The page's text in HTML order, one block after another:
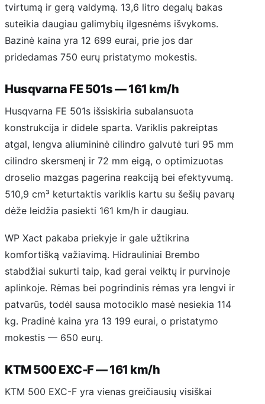
tvirtumą ir gerą valdymą. 13,6 litro degalų bakas
suteikia daugiau galimybių ilgesnėms išvykoms.
Bazinė kaina yra 12 699 eurai, prie jos dar
pridedamas 750 eurų pristatymo mokestis.
Husqvarna FE 501s — 161 km/h
Husqvarna FE 501s išsiskiria subalansuota
konstrukcija ir didele sparta. Variklis pakreiptas
atgal, lengva aliumininė cilindro galvutė turi 95 mm
cilindro skersmenį ir 72 mm eigą, o optimizuotas
droselio mazgas pagerina reakciją bei efektyvumą.
510,9 cm³ keturtaktis variklis kartu su šešių pavarų
dėže leidžia pasiekti 161 km/h ir daugiau.
WP Xact pakaba priekyje ir gale užtikrina
komfortišką važiavimą. Hidrauliniai Brembo
stabdžiai sukurti taip, kad gerai veiktų ir purvinoje
aplinkoje. Rėmas bei pogrindinis rėmas yra lengvi ir
patvarūs, todėl sausa motociklo masė nesiekia 114
kg. Pradinė kaina yra 13 199 eurai, o pristatymo
mokestis — 650 eurų.
KTM 500 EXC-F — 161 km/h
KTM 500 EXC-F yra vienas greičiausių visiškai